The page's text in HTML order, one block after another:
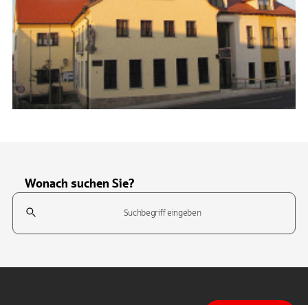
Wonach suchen Sie?
Suchfeld